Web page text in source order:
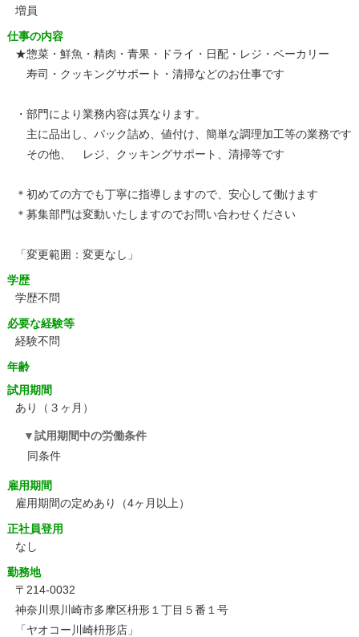
増員
仕事の内容
★惣菜・鮮魚・精肉・青果・ドライ・日配・レジ・ベーカリー
寿司・クッキングサポート・清掃などのお仕事です
・部門により業務内容は異なります。
主に品出し、パック詰め、値付け、簡単な調理加工等の業務です
その他、 レジ、クッキングサポート、清掃等です
＊初めての方でも丁寧に指導しますので、安心して働けます
＊募集部門は変動いたしますのでお問い合わせください
「変更範囲：変更なし」
学歴
学歴不問
必要な経験等
経験不問
年齢
試用期間
あり（３ヶ月）
試用期間中の労働条件
同条件
雇用期間
雇用期間の定めあり（4ヶ月以上）
正社員登用
なし
勤務地
〒214-0032
神奈川県川崎市多摩区枡形１丁目５番１号
「ヤオコー川崎枡形店」